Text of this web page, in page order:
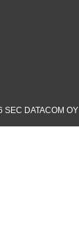
SEC DATACOM OY